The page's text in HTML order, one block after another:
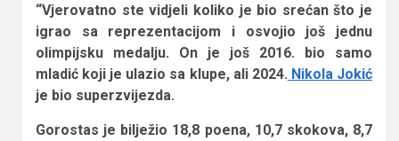
“Vjerovatno ste vidjeli koliko je bio srećan što je
igrao sa reprezentacijom i osvojio još jednu
olimpijsku medalju. On je još 2016. bio samo
mladić koji je ulazio sa klupe, ali 2024. Nikola Jokić
je bio superzvijezda.
Gorostas je bilježio 18,8 poena, 10,7 skokova, 8,7